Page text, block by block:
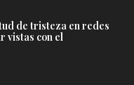
de tristeza en redes
vistas con el